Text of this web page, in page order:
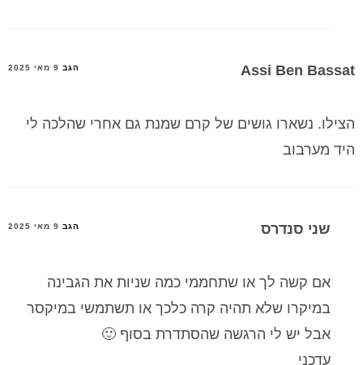
Assi Ben Bassat הגב 9 מאי 2025
הצילו. נשארו גושים של קרם שמנת גם אחרי שהלכה לי
היד מערבוב
שני סנדרס הגב 9 מאי 2025
אם קשה לך או שתחממי כמה שניות את הגבינה
במיקרו שלא תהיה קרה כלכך או תשתמשי במיקסר
אבל יש לי הרגשה שהסתדרת בסוף 🙂
עדכני